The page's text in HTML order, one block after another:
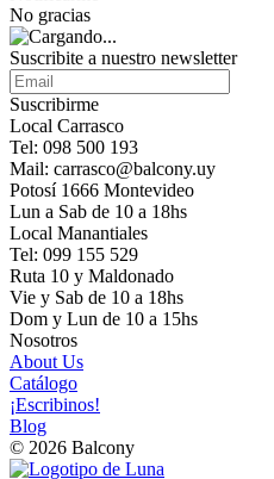
No gracias
Suscribite a nuestro newsletter
Suscribirme
Local Carrasco
Tel: 098 500 193
Mail: carrasco@balcony.uy
Potosí 1666 Montevideo
Lun a Sab de 10 a 18hs
Local Manantiales
Tel: 099 155 529
Ruta 10 y Maldonado
Vie y Sab de 10 a 18hs
Dom y Lun de 10 a 15hs
Nosotros
About Us
Catálogo
¡Escribinos!
Blog
© 2026 Balcony